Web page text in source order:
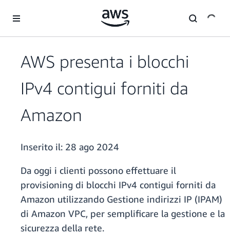
AWS presenta i blocchi
IPv4 contigui forniti da
Amazon
Inserito il: 28 ago 2024
Da oggi i clienti possono effettuare il
provisioning di blocchi IPv4 contigui forniti da
Amazon utilizzando Gestione indirizzi IP (IPAM)
di Amazon VPC, per semplificare la gestione e la
sicurezza della rete.